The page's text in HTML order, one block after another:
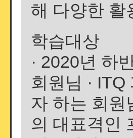
해 다양한 활
학습대상
· 2020년 하
회원님 ·
자 하는 회원
의 대표격인